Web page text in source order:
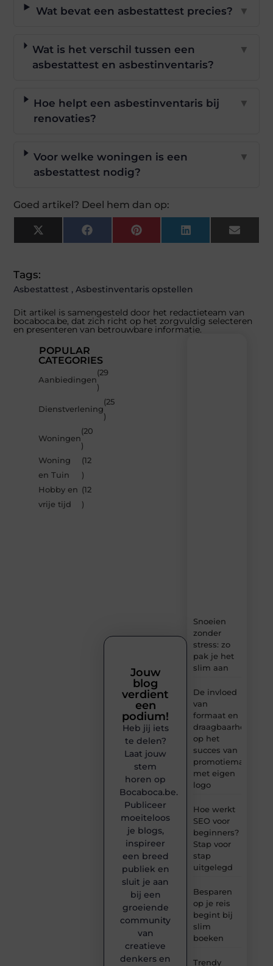
Wat bevat een asbestattest precies? ▼
Wat is het verschil tussen een
asbestattest en asbestinventaris?
▼
Hoe helpt een asbestinventaris bij
renovaties?
▼
Voor welke woningen is een
asbestattest nodig?
▼
Goed artikel? Deel hem dan op:
X
(Twitter)
FacebookPinterestLinkedInEmail
Tags:
Asbestattest ,Asbestinventaris opstellen
Dit artikel is samengesteld door het redactieteam van
bocaboca.be, dat zich richt op het zorgvuldig selecteren
en presenteren van betrouwbare informatie.
POPULAR
CATEGORIES
Aanbiedingen
(29
)
Dienstverlening
(25
)
Woningen
(20
)
Woning
en Tuin
(12
)
Hobby en
vrije tijd
(12
)
Snoeien
zonder
stress: zo
pak je het
slim aan
De invloed
van
formaat en
draagbaarheid
op het
succes van
promotiemateriaal
met eigen
logo
Hoe werkt
SEO voor
beginners?
Stap voor
stap
uitgelegd
Besparen
op je reis
begint bij
slim
boeken
Trendy
Jouw
blog
verdient
een
podium!
Heb jij iets
te delen?
Laat jouw
stem
horen op
Bocaboca.be.
Publiceer
moeiteloos
je blogs,
inspireer
een breed
publiek en
sluit je aan
bij een
groeiende
community
van
creatieve
denkers en